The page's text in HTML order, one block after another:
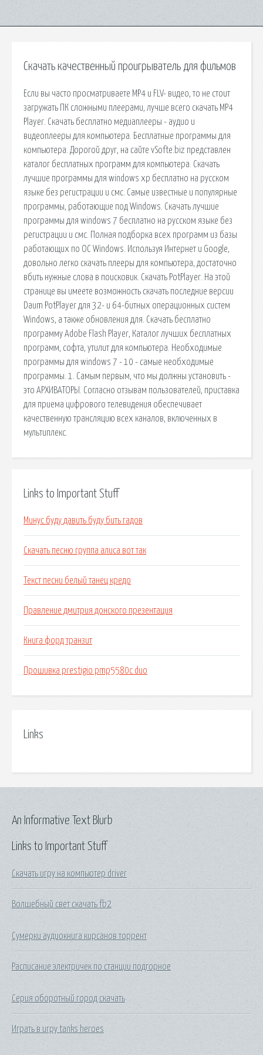
Скачать качественный проигрыватель для фильмов
Если вы часто просматриваете MP4 и FLV- видео, то не стоит
загружать ПК сложными плеерами, лучше всего скачать MP4
Player. Скачать бесплатно медиаплееры - аудио и
видеоплееры для компьютера. Бесплатные программы для
компьютера. Дорогой друг, на сайте vSofte.biz представлен
каталог бесплатных программ для компьютера. Скачать
лучшие программы для windows xp бесплатно на русском
языке без регистрации и смс. Самые известные и популярные
программы, работающие под Windows. Скачать лучшие
программы для windows 7 бесплатно на русском языке без
регистрации и смс. Полная подборка всех программ из базы
работающих по ОС Windows. Используя Интернет и Google,
довольно легко скачать плееры для компьютера, достаточно
вбить нужные слова в поисковик. Скачать PotPlayer. На этой
странице вы имеете возможность скачать последние версии
Daum PotPlayer для 32- и 64-битных операционных систем
Windows, а также обновления для. Скачать бесплатно
программу Adobe Flash Player, Каталог лучших бесплатных
программ, софта, утилит для компьютера. Необходимые
программы для windows 7 - 10 - самые необходимые
программы. 1. Самым первым, что мы должны установить -
это АРХИВАТОРЫ. Согласно отзывам пользователей, приставка
для приема цифрового телевидения обеспечивает
качественную трансляцию всех каналов, включенных в
мультиплекс.
Links to Important Stuff
Минус буду давить буду бить гадов
Скачать песню группа алиса вот так
Текст песни белый танец кредо
Правление дмитрия донского презентация
Книга форд транзит
Прошивка prestigio pmp5580c duo
Links
Links to Important Stuff
Скачать игру на компьютер driver
Волшебный свет скачать fb2
Сумерки аудиокнига кирсанов торрент
Расписание электричек по станции подгорное
Серия оборотный город скачать
Играть в игру tanks heroes
An Informative Text Blurb